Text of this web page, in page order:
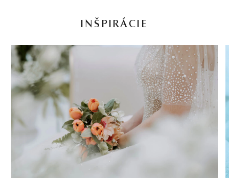
INŠPIRÁCIE